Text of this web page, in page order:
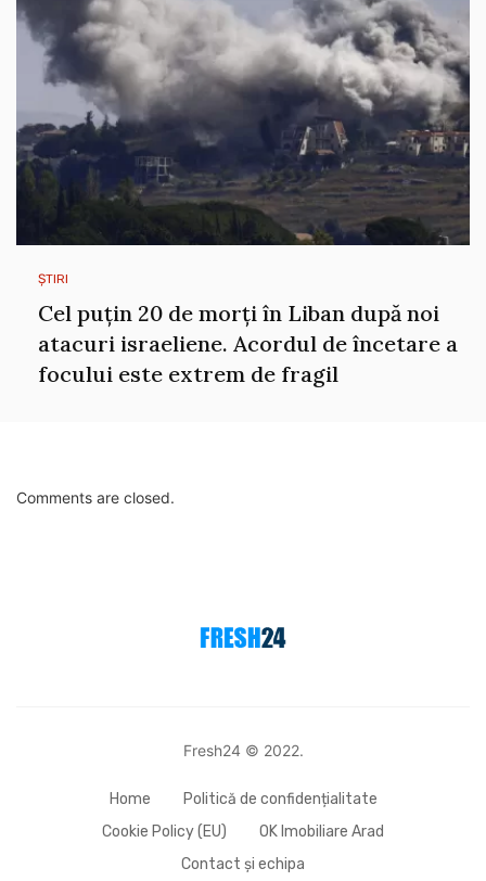
ȘTIRI
Cel puțin 20 de morți în Liban după noi
atacuri israeliene. Acordul de încetare a
focului este extrem de fragil
Comments are closed.
Fresh24 © 2022.
Home
Politică de confidențialitate
Cookie Policy (EU)
OK Imobiliare Arad
Contact și echipa